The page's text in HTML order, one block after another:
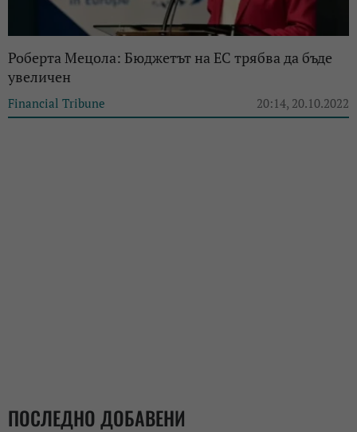
Роберта Мецола: Бюджетът на ЕС трябва да бъде
увеличен
Financial Tribune 20:14, 20.10.2022
ПОСЛЕДНО ДОБАВЕНИ